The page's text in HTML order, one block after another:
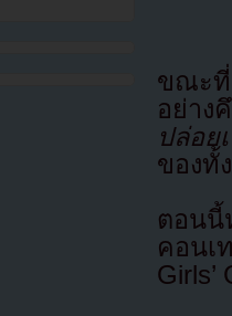
ขณะ
อย่า
ปล่อย
ของทั้
ตอนนี้
คอนเ